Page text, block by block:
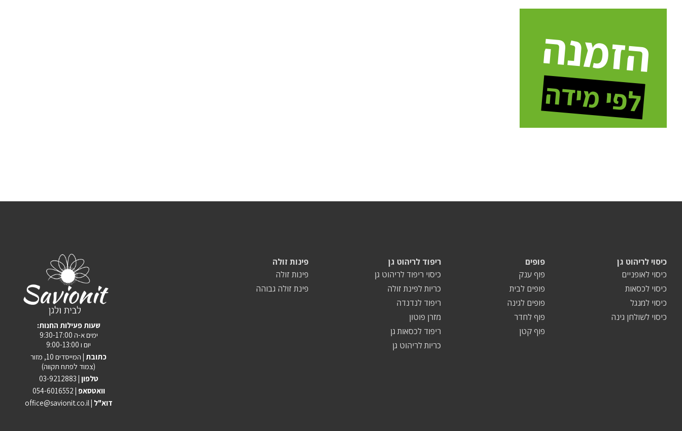
הזמנה
לפי מידה
:שעות פעילות החנות
ימים א-ה 9:30-17:00
יום ו 9:00-13:00
כתובת | המייסדים 10, מזור
(צמוד לפתח תקווה)
טלפון | 03-9212883
וואטסאפ | 054-6016552
office@savionit.co.il | דוא"ל
פינות זולה
פינות זולה
פינת זולה גבוהה
ריפוד לריהוט גן
כיסוי ריפוד לריהוט גן
כריות לפינת זולה
ריפוד לנדנדה
מזרן פוטון
ריפוד לכסאות גן
כריות לריהוט גן
פופים
פוף ענק
פופים לבית
פופים לגינה
פוף לחדר
פוף קטן
כיסוי לריהוט גן
כיסוי לאופניים
כיסוי לכסאות
כיסוי למנגל
כיסוי לשולחן גינה